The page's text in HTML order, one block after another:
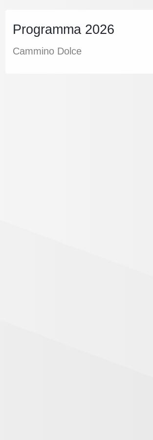
Programma 2026
Cammino Dolce